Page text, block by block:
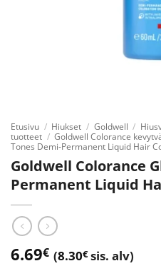
Etusivu / Hiukset / Goldwell /
tuotteet / Goldwell Colorance
Tones Demi-Permanent Liquid Hair
Goldwell Colorance
Permanent Liquid
6.69€ (8.30€sis. alv)